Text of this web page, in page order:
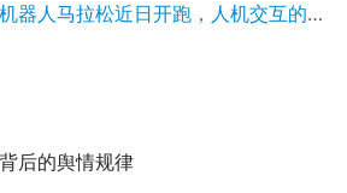
马拉松近日开跑，人机交互的未来将走向何方？
后的舆情规律